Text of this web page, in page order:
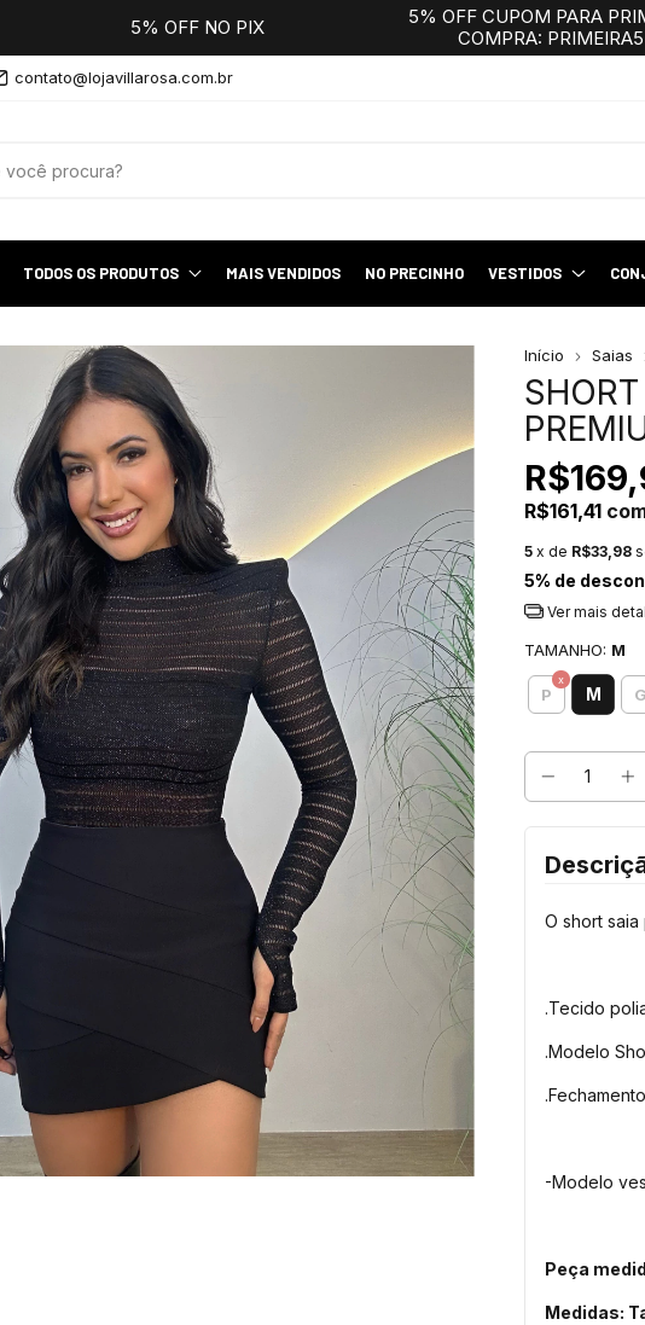
5% OFF NO PIX
5% OFF CUPOM PARA
COMPRA: PRIMEIRA5
contato@lojavillarosa.com.br
TODOS OS PRODUTOS MAIS VENDIDOS NO PRECINHO VESTIDOS
Início Saias
R$161,41
5 x de R$33,98
5% de
Ver mais
TAMANHO: M
P M
O short
.Tecido
.Modelo
-Modelo
Peça
Medidas: